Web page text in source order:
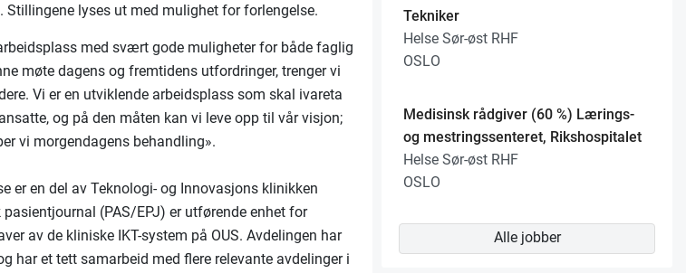
Stillingene lyses ut med mulighet for forlengelse.
med svært gode muligheter for både faglig
møte dagens og fremtidens utfordringer, trenger vi
Vi er en utviklende arbeidsplass som skal ivareta
og på den måten kan vi leve opp til vår visjon;
vi morgendagens behandling».
er en del av Teknologi- og Innovasjons klinikken
(PAS/EPJ) er utførende enhet for
av de kliniske IKT-system på OUS. Avdelingen har
har et tett samarbeid med flere relevante avdelinger i
Tekniker
Helse Sør-øst RHF
OSLO
Medisinsk rådgiver (60 %) Lærings-
og mestringssenteret, Rikshospitalet
Helse Sør-øst RHF
OSLO
Alle jobber